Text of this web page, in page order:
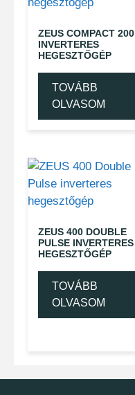
ZEUS COMPACT 200
INVERTERES
HEGESZTŐGÉP
TOVÁBB
OLVASOM
ZEUS 400 DOUBLE
PULSE INVERTERES
HEGESZTŐGÉP
TOVÁBB
OLVASOM